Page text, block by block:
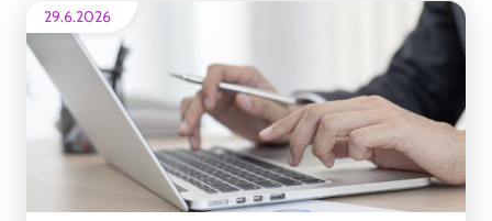
29.6.2026